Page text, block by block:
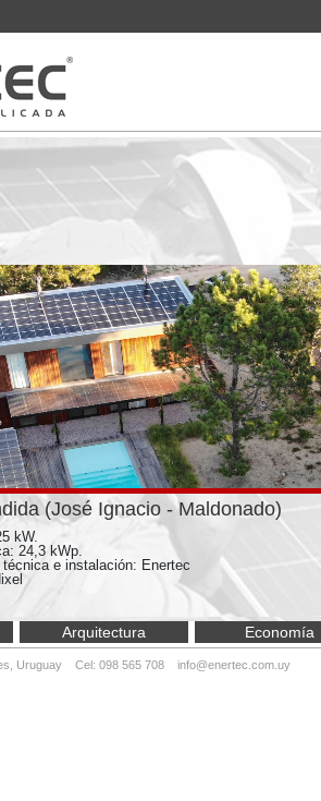
(José Ignacio - Maldonado)
kW.
24,3 kWp.
e instalación: Enertec
Arquitectura Economía
Uruguay Cel: 098 565 708 info@enertec.com.uy